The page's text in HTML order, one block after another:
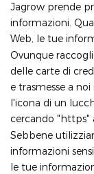
Jagrow prende
informazioni.
Web, le tue
Ovunque
delle carte di
e trasmesse a
l'icona di un
cercando "https"
Sebbene
informazioni
le tue